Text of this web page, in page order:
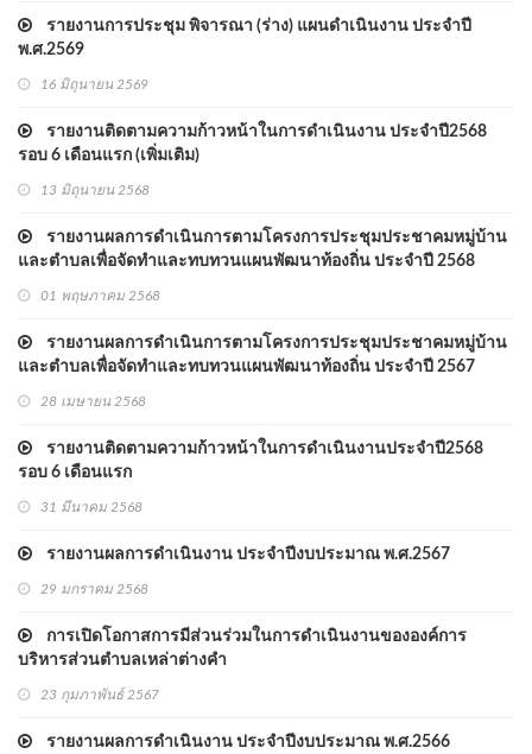
รายงานการประชุม พิจารณา (ร่าง) แผนดำเนินงาน ประจำปี
พ.ศ.2569
16 มิถุนายน 2569
รายงานติดตามความก้าวหน้าในการดำเนินงาน ประจำปี2568
รอบ 6 เดือนแรก (เพิ่มเติม)
13 มิถุนายน 2568
รายงานผลการดำเนินการตามโครงการประชุมประชาคมหมู่บ้าน
และตำบลเพื่อจัดทำและทบทวนแผนพัฒนาท้องถิ่น ประจำปี 2568
01 พฤษภาคม 2568
รายงานผลการดำเนินการตามโครงการประชุมประชาคมหมู่บ้าน
และตำบลเพื่อจัดทำและทบทวนแผนพัฒนาท้องถิ่น ประจำปี 2567
28 เมษายน 2568
รายงานติดตามความก้าวหน้าในการดำเนินงานประจำปี2568
รอบ 6 เดือนแรก
31 มีนาคม 2568
รายงานผลการดำเนินงาน ประจำปีงบประมาณ พ.ศ.2567
29 มกราคม 2568
การเปิดโอกาสการมีส่วนร่วมในการดำเนินงานขององค์การ
บริหารส่วนตำบลเหล่าต่างคำ
23 กุมภาพันธ์ 2567
รายงานผลการดำเนินงาน ประจำปีงบประมาณ พ.ศ.2566